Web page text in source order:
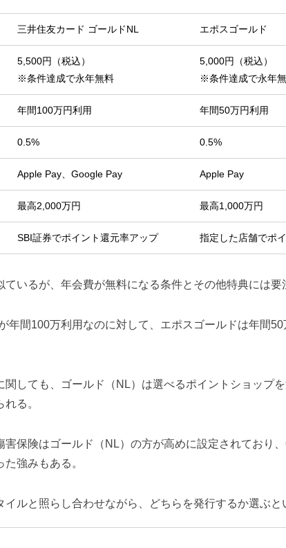
三井住友カード ゴールドNL エポスゴールド
5,500円（税込）
※条件達成で永年無料
5,000円（税込）
※条件達成で永年
年間100万円利用 年間50万円利用
0.5% 0.5%
Apple Pay、Google Pay Apple Pay
最高2,000万円 最高1,000万円
SBI証券でポイント還元率アップ 指定した店舗でポ
ているが、年会費が無料になる条件とその他特典には要
年間100万利用なのに対して、エポスゴールドは年間
関しても、ゴールド（NL）は選べるポイントショップ
る。
害保険はゴールド（NL）の方が高めに設定されており
強みもある。
イルと照らし合わせながら、どちらを発行するか選ぶと